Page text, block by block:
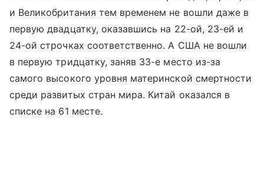
и Великобритания тем временем не вошли даже в
первую двадцатку, оказавшись на 22-ой, 23-ей и
24-ой строчках соответственно. А США не вошли
в первую тридцатку, заняв 33-е место из-за
самого высокого уровня материнской смертности
среди развитых стран мира. Китай оказался в
списке на 61 месте.